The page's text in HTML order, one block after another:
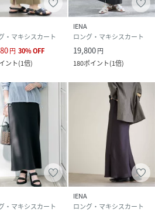
長：160cm着用サイズ：38
着用サイズ：38
ース
リアセテート82%、ポリエステル18% 別
エステル100%
、38
洗い可能
040-034 RW8653
・マキシスカート
円 30%OFF
ント(1倍)
IENA
ロング・マキシスカート
19,800円
180ポイント(1倍)
・マキシスカート
IENA
ロング・マキシスカート